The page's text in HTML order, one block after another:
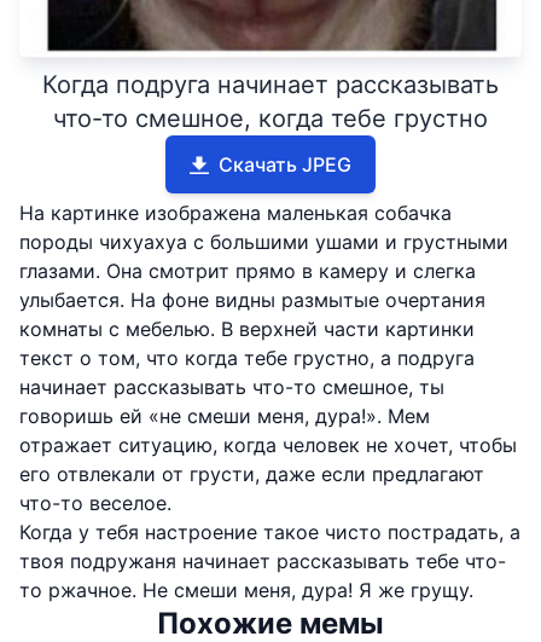
Когда подруга начинает рассказывать
что-то смешное, когда тебе грустно
Скачать JPEG
На картинке изображена маленькая собачка
породы чихуахуа с большими ушами и грустными
глазами. Она смотрит прямо в камеру и слегка
улыбается. На фоне видны размытые очертания
комнаты с мебелью. В верхней части картинки
текст о том, что когда тебе грустно, а подруга
начинает рассказывать что-то смешное, ты
говоришь ей «не смеши меня, дура!». Мем
отражает ситуацию, когда человек не хочет, чтобы
его отвлекали от грусти, даже если предлагают
что-то веселое.
Когда у тебя настроение такое чисто пострадать, а
твоя подружаня начинает рассказывать тебе что-
то ржачное. Не смеши меня, дура! Я же грущу.
Похожие мемы